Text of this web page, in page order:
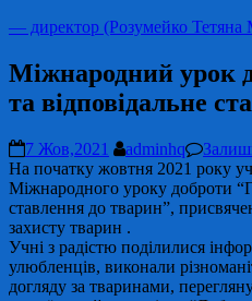
— директор (Розумейко Тетяна
Міжнародний урок
та відповідальне
7 Жов,2021 adminhq
На початку жовтня 2021 року
Міжнародного уроку доброти
ставлення до тварин”,
захисту тварин .
Учні з радістю поділилися
улюбленців, виконали
догляду за тваринами,